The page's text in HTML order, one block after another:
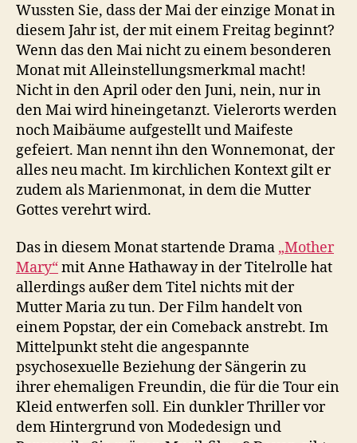
Wussten Sie, dass der Mai der einzige Monat in
diesem Jahr ist, der mit einem Freitag beginnt?
Wenn das den Mai nicht zu einem besonderen
Monat mit Alleinstellungsmerkmal macht!
Nicht in den April oder den Juni, nein, nur in
den Mai wird hineingetanzt. Vielerorts werden
noch Maibäume aufgestellt und Maifeste
gefeiert. Man nennt ihn den Wonnemonat, der
alles neu macht. Im kirchlichen Kontext gilt er
zudem als Marienmonat, in dem die Mutter
Gottes verehrt wird.
Das in diesem Monat startende Drama „Mother
Mary“mit Anne Hathaway in der Titelrolle hat
allerdings außer dem Titel nichts mit der
Mutter Maria zu tun. Der Film handelt von
einem Popstar, der ein Comeback anstrebt. Im
Mittelpunkt steht die angespannte
psychosexuelle Beziehung der Sängerin zu
ihrer ehemaligen Freundin, die für die Tour ein
Kleid entwerfen soll. Ein dunkler Thriller vor
dem Hintergrund von Modedesign und